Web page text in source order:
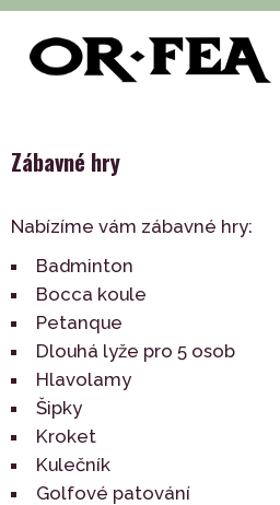
of-fea, programové centrum > Služby
Zábavné hry
Zábavné hry
Nabízíme vám zábavné hry:
Badminton
Bocca koule
Petanque
Dlouhá lyže pro 5 osob
Hlavolamy
Šipky
Kroket
Kulečník
Golfové patování